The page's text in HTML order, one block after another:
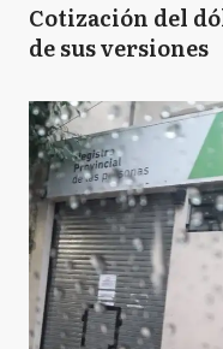
Cotización del
de sus versiones